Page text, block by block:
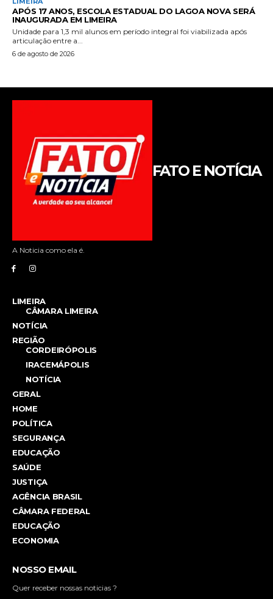
FATO E NOTÍCIA
A Noticia como ela é.
LIMEIRA
CÂMARA LIMEIRA
NOTÍCIA
REGIÃO
CORDEIRÓPOLIS
IRACEMÁPOLIS
NOTÍCIA
GERAL
HOME
POLÍTICA
SEGURANÇA
EDUCAÇÃO
SAÚDE
JUSTIÇA
AGÊNCIA BRASIL
CÂMARA FEDERAL
EDUCAÇÃO
ECONOMIA
NOSSO EMAIL
Quer receber nossas noticias ?